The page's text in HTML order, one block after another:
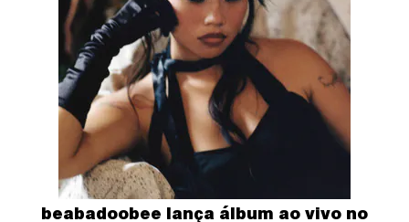
beabadoobee lança álbum ao vivo no